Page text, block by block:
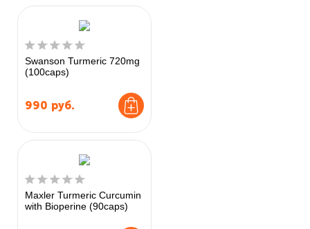
Swanson Turmeric 720mg
(100caps)
990 руб.
Maxler Turmeric Curcumin
with Bioperine (90caps)